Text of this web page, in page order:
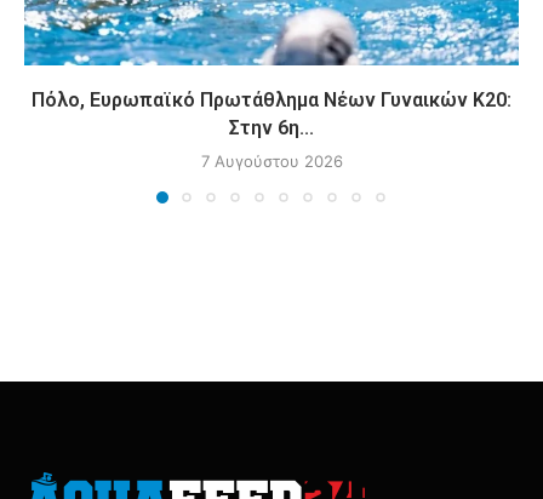
Πόλο, Ευρωπαϊκό Πρωτάθλημα Νέων Γυναικών Κ20:
Στην 6η...
7 Αυγούστου 2026